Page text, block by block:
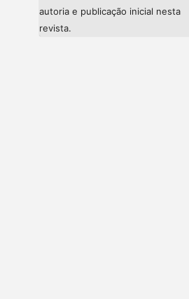
autoria e publicação inicial nesta
revista.